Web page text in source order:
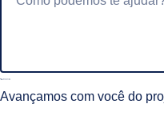
Avançamos com você do